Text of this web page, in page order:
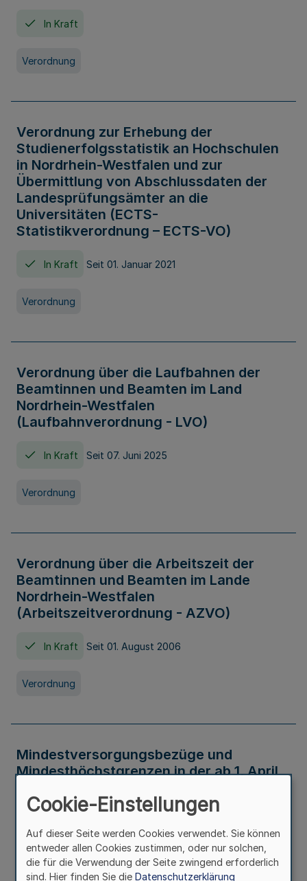
In Kraft
Verordnung
Verordnung zur Erhebung der
Studienerfolgsstatistik an Hochschulen
in Nordrhein-Westfalen und zur
Übermittlung von Abschlussdaten der
Landesprüfungsämter an die
Universitäten (ECTS-
Statistikverordnung – ECTS-VO)
In Kraft Seit 01. Januar 2021
Verordnung
Verordnung über die Laufbahnen der
Beamtinnen und Beamten im Land
Nordrhein-Westfalen
(Laufbahnverordnung - LVO)
In Kraft Seit 07. Juni 2025
Verordnung
Verordnung über die Arbeitszeit der
Beamtinnen und Beamten im Lande
Nordrhein-Westfalen
(Arbeitszeitverordnung - AZVO)
In Kraft Seit 01. August 2006
Verordnung
Mindestversorgungsbezüge und
Mindesthöchstgrenzen in der ab 1. April
Verwaltungsvorschrift
Cookie-Einstellungen
Auf dieser Seite werden Cookies verwendet. Sie können
entweder allen Cookies zustimmen, oder nur solchen,
die für die Verwendung der Seite zwingend erforderlich
sind. Hier finden Sie die Datenschutzerklärung